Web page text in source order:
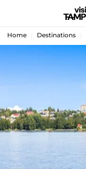
Home Destinations